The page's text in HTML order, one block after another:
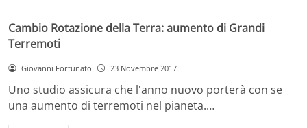
Cambio Rotazione della Terra: aumento di Grandi
Terremoti
Giovanni Fortunato 23 Novembre 2017
Uno studio assicura che l'anno nuovo porterà con se
una aumento di terremoti nel pianeta.…